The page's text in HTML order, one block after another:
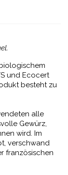
und Ecocert
besteht zu
alle
Gewürz,
wird. Im
verschwand
französischen